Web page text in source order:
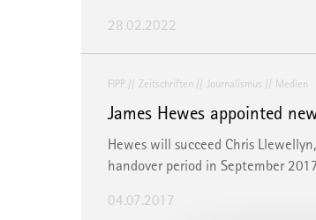
28.02.2022
FIPP Zeitschriften Journalismus Medien
James Hewes appointed
Hewes will succeed Chris
handover period in September
04.07.2017